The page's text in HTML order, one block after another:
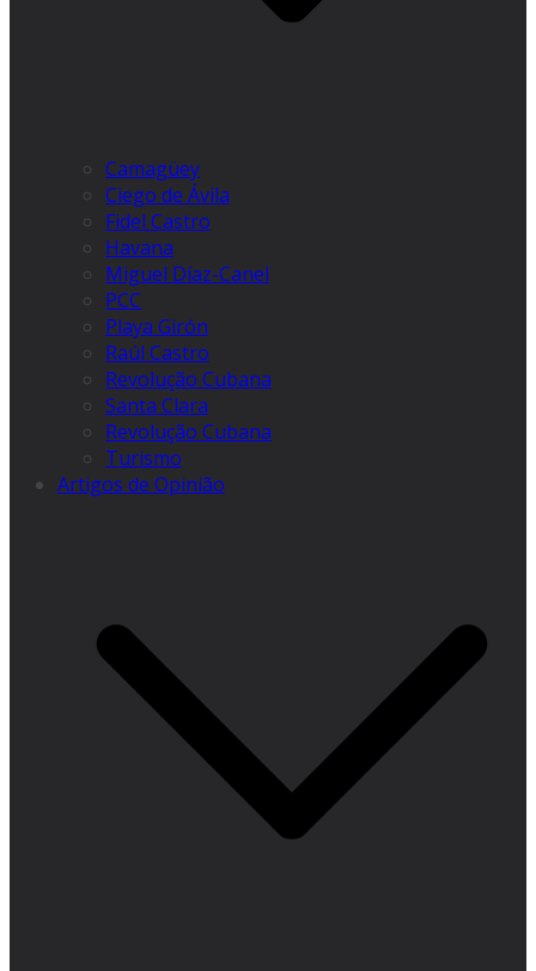
Camagüey
Ciego de Ávila
Fidel Castro
Havana
Miguel Díaz-Canel
PCC
Playa Girón
Raúl Castro
Revolução Cubana
Santa Clara
Revolução Cubana
Turismo
Artigos de Opinião